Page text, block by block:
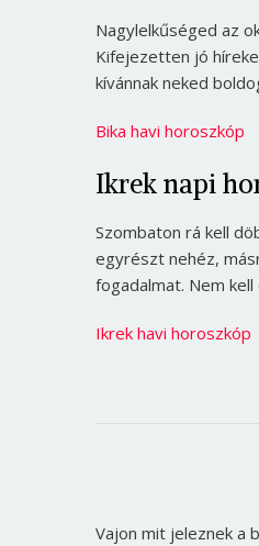
Nagylelkűséged az
Kifejezetten jó
kívánnak neked
Bika havi horoszkóp
Ikrek napi
Szombaton rá kell
egyrészt nehéz,
fogadalmat. Nem
Ikrek havi horoszkóp
Vajon mit jeleznek a